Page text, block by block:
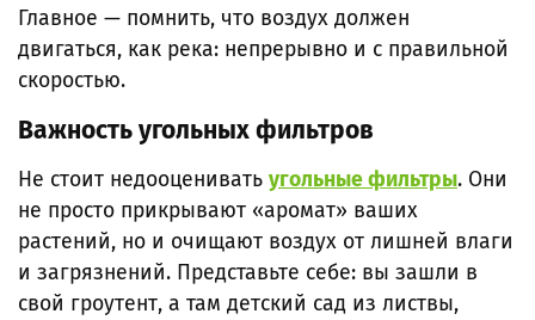
Главное — помнить, что воздух должен
двигаться, как река: непрерывно и с правильной
скоростью.
Важность угольных фильтров
Не стоит недооценивать угольные фильтры. Они
не просто прикрывают «аромат» ваших
растений, но и очищают воздух от лишней влаги
и загрязнений. Представьте себе: вы зашли в
свой гроутент, а там детский сад из листвы,